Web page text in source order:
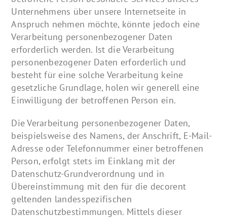
Unternehmens über unsere Internetseite in
Anspruch nehmen möchte, könnte jedoch eine
Verarbeitung personenbezogener Daten
erforderlich werden. Ist die Verarbeitung
personenbezogener Daten erforderlich und
besteht für eine solche Verarbeitung keine
gesetzliche Grundlage, holen wir generell eine
Einwilligung der betroffenen Person ein.
Die Verarbeitung personenbezogener Daten,
beispielsweise des Namens, der Anschrift, E-Mail-
Adresse oder Telefonnummer einer betroffenen
Person, erfolgt stets im Einklang mit der
Datenschutz-Grundverordnung und in
Übereinstimmung mit den für die decorent
geltenden landesspezifischen
Datenschutzbestimmungen. Mittels dieser